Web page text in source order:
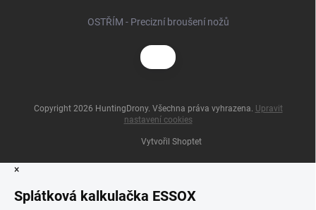
OSTŘÍM - Precizní broušení nožů
Vytvořil Shoptet
Copyright 2026 HuntingDrony. Všechna práva vyhrazena. Upravit
nastavení cookies
×
Splátková kalkulačka ESSOX